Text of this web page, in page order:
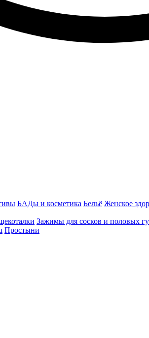
БАДы и косметика Бельё Женское
Зажимы для сосков и половых
Простыни